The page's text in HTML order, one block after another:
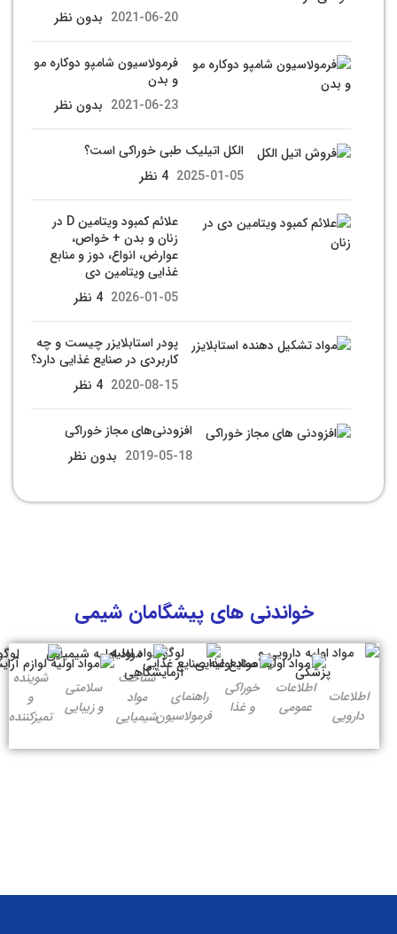
2021-06-20 بدون نظر
فرمولاسیون شامپو دوکاره مو
و بدن
2021-06-23 بدون نظر
الکل اتیلیک طبی خوراکی است؟
2025-01-05 4 نظر
علائم کمبود ویتامین D در
زنان و بدن + خواص،
عوارض، انواع، دوز و منابع
غذایی ویتامین دی
2026-01-05 4 نظر
پودر استابلایزر چیست و چه
کاربردی در صنایع غذایی دارد؟
2020-08-15 4 نظر
افزودنی‌های مجاز خوراکی
2019-05-18 بدون نظر
خواندنی های پیشگامان شیمی
اطلاعات
دارویی
اطلاعات
عمومی
خوراکی
و غذا
راهنمای
فرمولاسیون
شناخت
مواد
شیمیایی
سلامتی
و زیبایی
شوینده
و
تمیزکننده